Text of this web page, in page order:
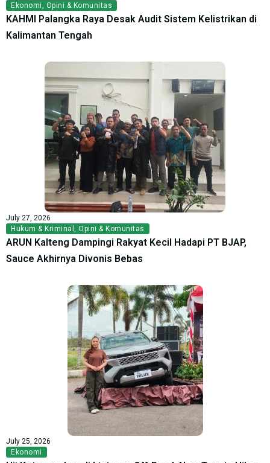
Ekonomi, Opini & Komunitas
KAHMI Palangka Raya Desak Audit Sistem Kelistrikan di
Kalimantan Tengah
July 27, 2026
Hukum & Kriminal , Opini & Komunitas
ARUN Kalteng Dampingi Rakyat Kecil Hadapi PT BJAP,
Sauce Akhirnya Divonis Bebas
July 25, 2026
Ekonomi